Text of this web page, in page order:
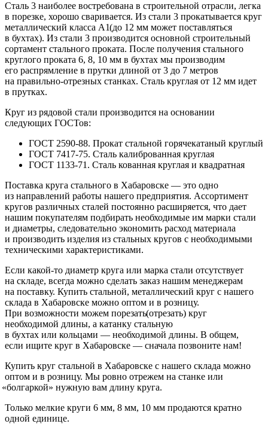
Сталь 3 наиболее востребована в строительной отрасли, легка
в порезке, хорошо сваривается. Из стали 3 прокатывается круг
металлический класса А1(до 12 мм может поставляться
в бухтах). Из стали 3 производится основной строительный
сортамент стального проката. После получения стального
круглого проката 6, 8, 10 мм в бухтах мы производим
его распрямление в прутки длиной от 3 до 7 метров
на правильно-отрезных станках. Сталь круглая от 12 мм идет
в прутках.
Круг из рядовой стали производится на основании
следующих ГОСТов:
ГОСТ 2590-88. Прокат стальной горячекатаный круглый
ГОСТ 7417-75. Сталь калиброванная круглая
ГОСТ 1133-71. Сталь кованная круглая и квадратная
Поставка круга стального в Хабаровске — это одно
из направлений работы нашего предприятия. Ассортимент
кругов различных сталей постоянно расширяется, что дает
нашим покупателям подбирать необходимые им марки стали
и диаметры, следовательно экономить расход материала
и производить изделия из стальных кругов с необходимыми
техническими характеристиками.
Если какой-то диаметр круга или марка стали отсутствует
на складе, всегда можно сделать заказ нашим менеджерам
на поставку. Купить стальной, металлический круг с нашего
склада в Хабаровске можно оптом и в розницу.
При возможности можем порезать(отрезать) круг
необходимой длины, а катанку стальную
в бухтах или кольцами — необходимой длины. В общем,
если ищите круг в Хабаровске — сначала позвоните нам!
Купить круг стальной в Хабаровске с нашего склада можно
оптом и в розницу. Мы ровно отрежем на станке или
«болгаркой» нужную вам длину круга.
Только мелкие круги 6 мм, 8 мм, 10 мм продаются кратно
одной единице.